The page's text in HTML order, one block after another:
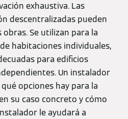
exhaustiva. Las
descentralizadas pueden
Se utilizan para la
habitaciones individuales,
para edificios
Un instalador
opciones hay para la
su caso concreto y cómo
le ayudará a